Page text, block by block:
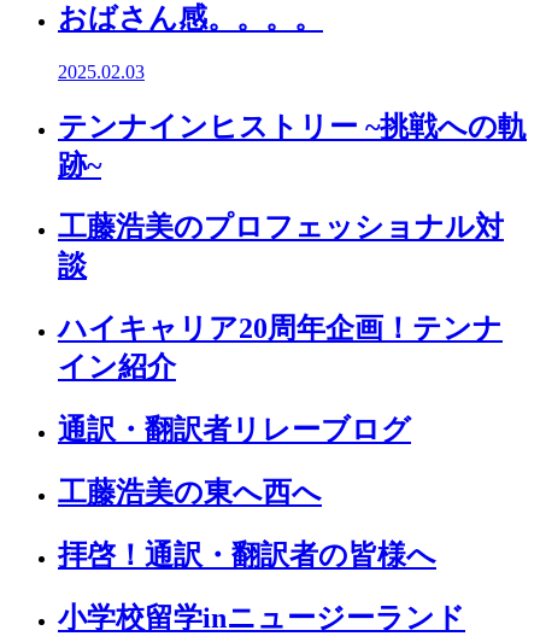
おばさん感。。。。
2025.02.03
テンナインヒストリー ~挑戦への軌
跡~
工藤浩美のプロフェッショナル対
談
ハイキャリア20周年企画！テンナ
イン紹介
通訳・翻訳者リレーブログ
工藤浩美の東へ西へ
拝啓！通訳・翻訳者の皆様へ
小学校留学inニュージーランド